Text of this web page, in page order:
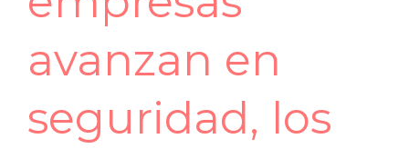
avanzan en
seguridad, los